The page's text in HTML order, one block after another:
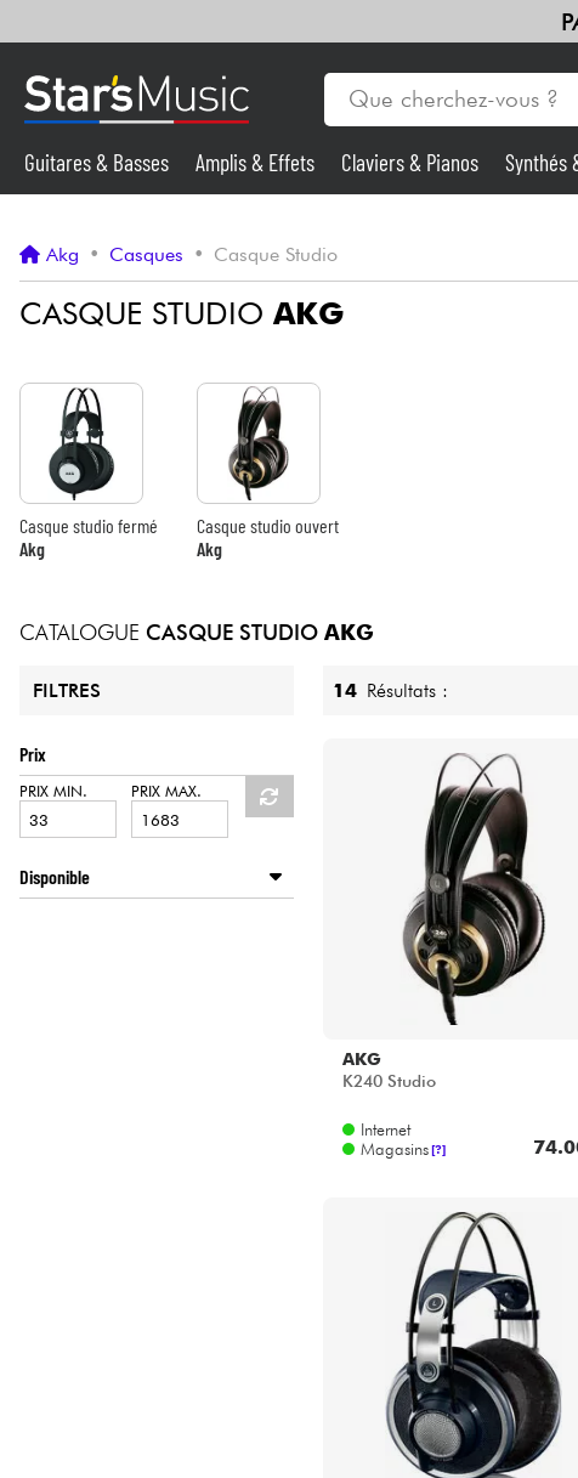
Synthés & Sampleurs
Eclairage
Violons & Quatuor
Guitares & Basses Amplis & Effets Claviers & Pianos Synthés
Akg • Casques • Casque Studio
CASQUE STUDIO AKG
Casque studio fermé
Akg
Casque studio ouvert
Akg
CATALOGUE CASQUE STUDIO AKG
FILTRES
Prix
PRIX MIN. PRIX MAX.
Disponible
14 Résultats :
AKG
K240 Studio
Internet
Magasins[?]